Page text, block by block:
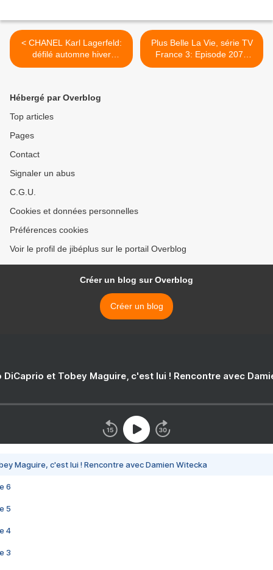
< CHANEL Karl Lagerfeld:
défilé automne hiver
2012/2013 (vidéo)
Plus Belle La Vie, série TV
France 3: Episode 2075
Vendredi 5 octobre 2012
Hébergé par Overblog
Top articles
Pages
Contact
Signaler un abus
C.G.U.
Cookies et données personnelles
Préférences cookies
Voir le profil de jibéplus sur le portail Overblog
Créer un blog sur Overblog
Créer un blog
DiCaprio et Tobey Maguire, c'est lui ! Rencontre avec
Maguire, c'est lui ! Rencontre avec Damien Witecka
6
5
4
3